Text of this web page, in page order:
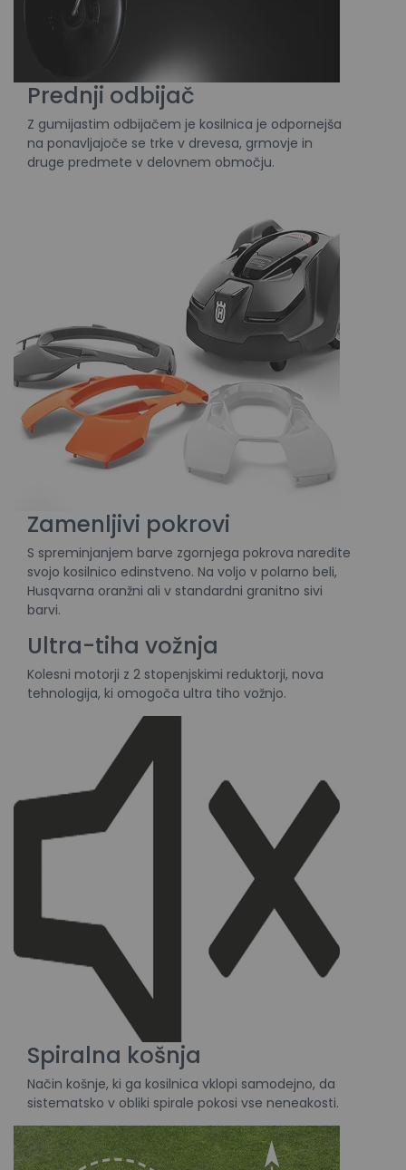
Prednji odbijač
Z gumijastim odbijačem je kosilnica je odpornejša
na ponavljajoče se trke v drevesa, grmovje in
druge predmete v delovnem območju.
Zamenljivi pokrovi
S spreminjanjem barve zgornjega pokrova naredite
svojo kosilnico edinstveno. Na voljo v polarno beli,
Husqvarna oranžni ali v standardni granitno sivi
barvi.
Ultra-tiha vožnja
Kolesni motorji z 2 stopenjskimi reduktorji, nova
tehnologija, ki omogoča ultra tiho vožnjo.
Spiralna košnja
Način košnje, ki ga kosilnica vklopi samodejno, da
sistematsko v obliki spirale pokosi vse neneakosti.